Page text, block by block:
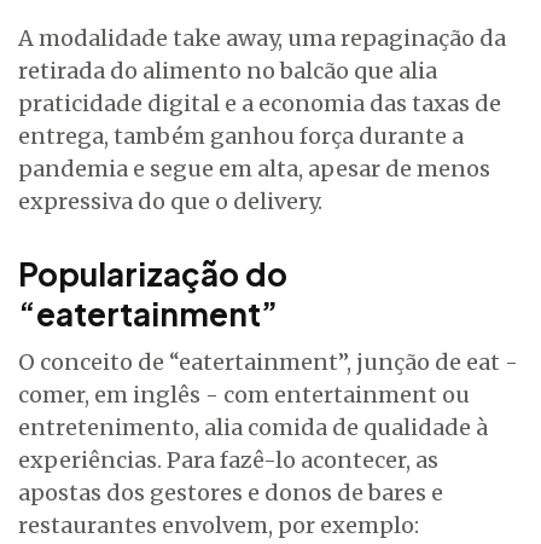
A modalidade take away, uma repaginação da
retirada do alimento no balcão que alia
praticidade digital e a economia das taxas de
entrega, também ganhou força durante a
pandemia e segue em alta, apesar de menos
expressiva do que o delivery.
Popularização do
“eatertainment”
O conceito de “eatertainment”, junção de eat -
comer, em inglês - com entertainment ou
entretenimento, alia comida de qualidade à
experiências. Para fazê-lo acontecer, as
apostas dos gestores e donos de bares e
restaurantes envolvem, por exemplo: